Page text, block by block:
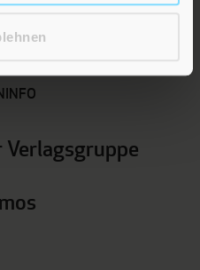
Verlagsgruppe